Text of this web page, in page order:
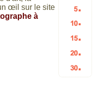
HTML
mots
mots
20
mots
30
mots
5
listes
10
15
œil sur le site
à